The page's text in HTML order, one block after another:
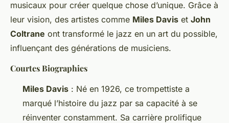
musicaux pour créer quelque chose d’unique. Grâce à
leur vision, des artistes comme Miles Davis et John
Coltrane ont transformé le jazz en un art du possible,
influençant des générations de musiciens.
Courtes Biographies
Miles Davis : Né en 1926, ce trompettiste a
marqué l’histoire du jazz par sa capacité à se
réinventer constamment. Sa carrière prolifique